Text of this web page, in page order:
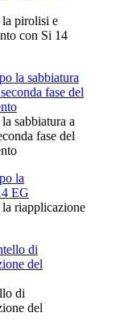
la pirolisi e
con Si 14
sabbiatura a
fase del
riapplicazione
di
del